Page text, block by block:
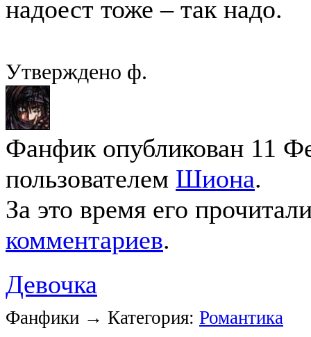
надоест тоже – так надо.
Утверждено ф.
Фанфик опубликован 11
пользователем Шиона.
За это время его
комментариев.
Девочка
Фанфики → Категория: Романтика